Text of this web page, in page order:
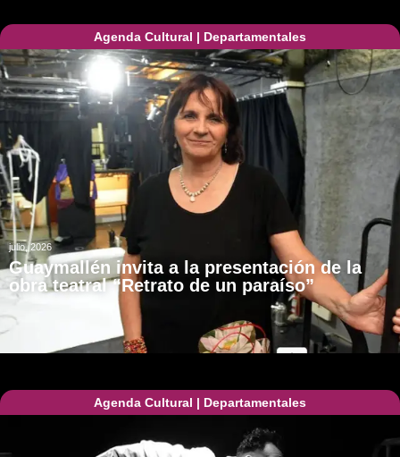
Agenda Cultural | Departamentales
julio, 2026
Guaymallén invita a la presentación de la
obra teatral “Retrato de un paraíso”
Agenda Cultural | Departamentales